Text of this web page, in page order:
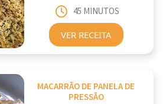
45 MINUTOS
VER RECEITA
MACARRÃO DE PANELA DE
PRESSÃO